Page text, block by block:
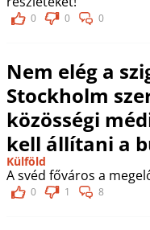
0 0 0
Nem elég a
Stockholm
közösségi
kell állítani a
Külföld
A svéd főváros a
0 1 8